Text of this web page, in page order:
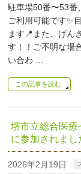
駐車場50番〜53番
ご利用可能です✨
ます📍また、げん
す！！ご不明な場
い合わ …
この記事を読む
堺市立総合医
に参加されまし
2026年2月19日